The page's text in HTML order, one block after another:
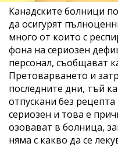
Канадските болници
да осигурят
много от които с
фона на сериозен
персонал, съобщават
Претоварването и
последните дни, тъй
отпускани без
сериозен и това е
озовават в болница,
няма с какво да се